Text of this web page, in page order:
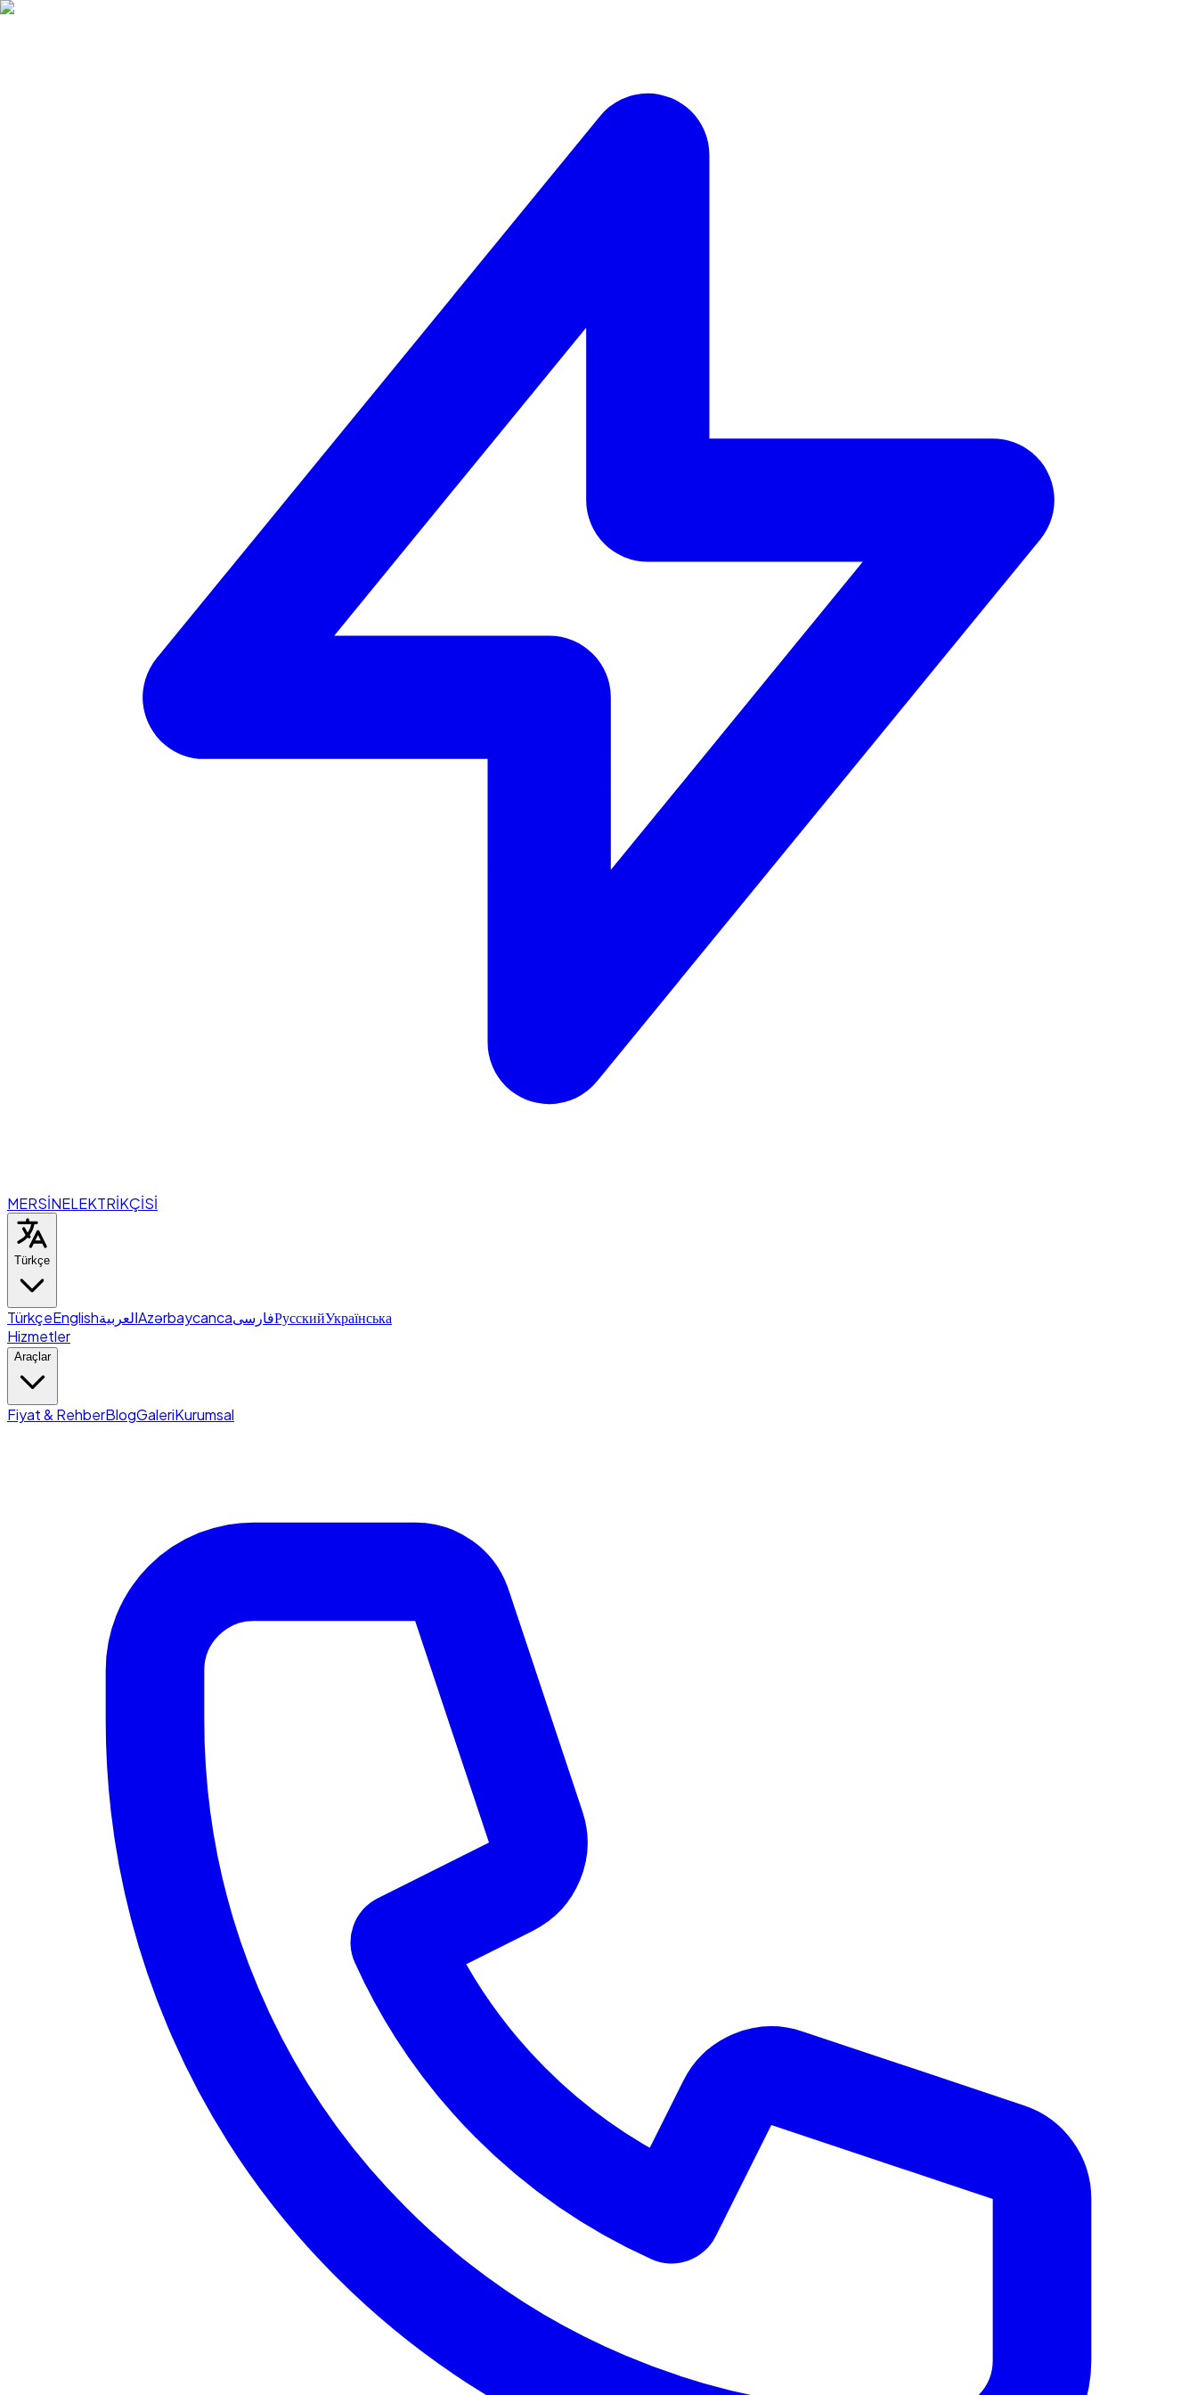
MERSİNELEKTRİKÇİSİ
Türkçe
TürkçeEnglishالعربيةAzərbaycancaفارسیРусскийУкраїнська
Hizmetler
Araçlar
Fiyat & RehberBlogGaleriKurumsal